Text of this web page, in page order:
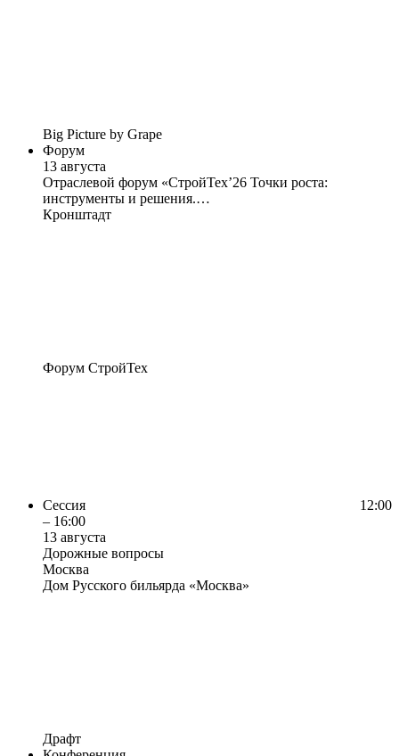
Big Picture by Grape
Форум
13 августа
Отраслевой форум «СтройТех’26 Точки роста:
инструменты и решения.…
Кронштадт
Форум СтройТех
Сессия
12:00
– 16:00
13 августа
Дорожные вопросы
Москва
Дом Русского бильярда «Москва»
Драфт